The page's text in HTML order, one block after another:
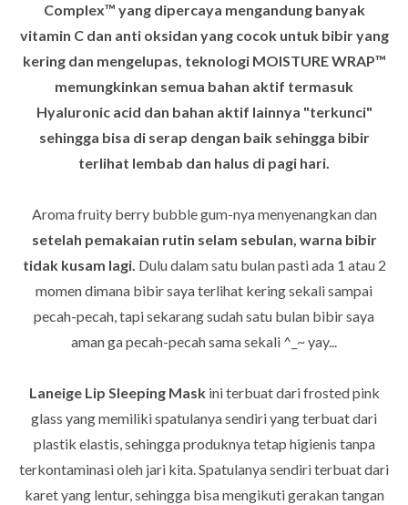
Complex™ yang dipercaya mengandung banyak
vitamin C dan anti oksidan yang cocok untuk bibir yang
kering dan mengelupas, teknologi MOISTURE WRAP™
memungkinkan semua bahan aktif termasuk
Hyaluronic acid dan bahan aktif lainnya "terkunci"
sehingga bisa di serap dengan baik sehingga bibir
terlihat lembab dan halus di pagi hari.
Aroma fruity berry bubble gum-nya menyenangkan dan
setelah pemakaian rutin selam sebulan, warna bibir
tidak kusam lagi. Dulu dalam satu bulan pasti ada 1 atau 2
momen dimana bibir saya terlihat kering sekali sampai
pecah-pecah, tapi sekarang sudah satu bulan bibir saya
aman ga pecah-pecah sama sekali ^_~ yay...
Laneige Lip Sleeping Maskini terbuat dari frosted pink
glass yang memiliki spatulanya sendiri yang terbuat dari
plastik elastis, sehingga produknya tetap higienis tanpa
terkontaminasi oleh jari kita. Spatulanya sendiri terbuat dari
karet yang lentur, sehingga bisa mengikuti gerakan tangan